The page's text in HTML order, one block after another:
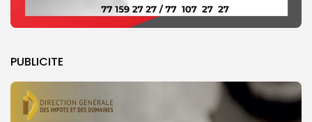
PUBLICITE